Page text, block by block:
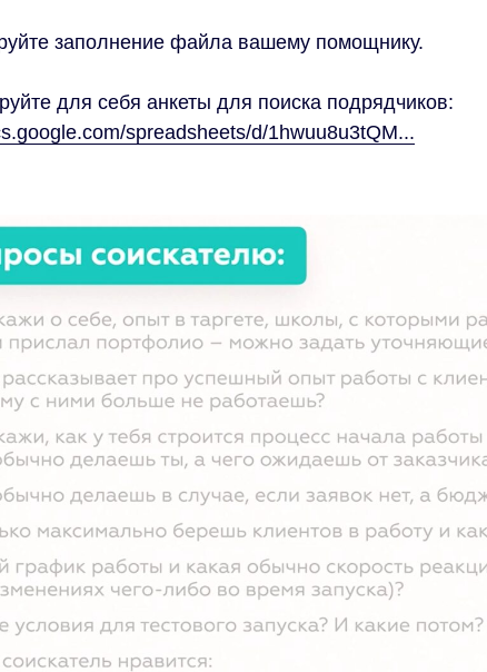
заполнение файла вашему помощнику.
для себя анкеты для поиска подрядчиков:
spreadsheets/d/1hwuu8u3tQM...